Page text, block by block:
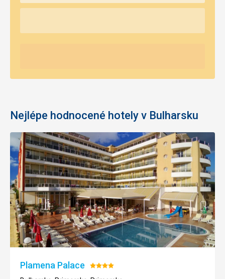
Nejlépe hodnocené hotely v Bulharsku
Plamena Palace Hodnocení: